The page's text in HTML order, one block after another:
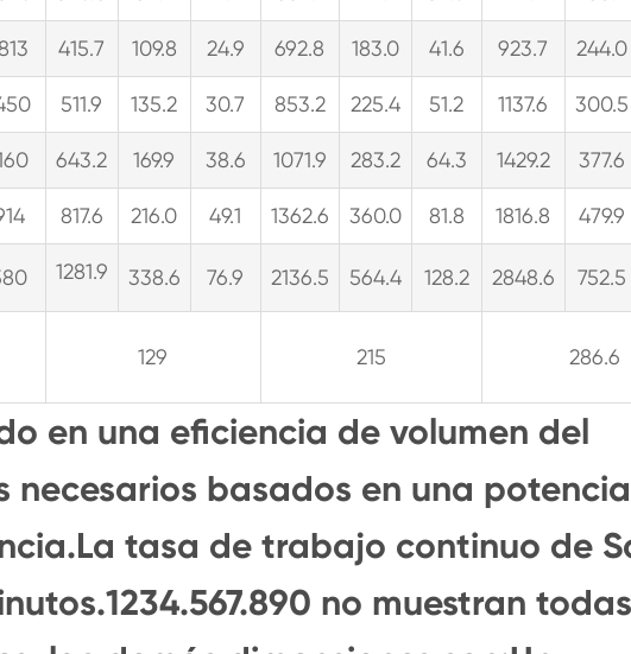
415.7 109.8 24.9 692.8 183.0 41.6 923.7 244.0
511.9 135.2 30.7 853.2 225.4 51.2 1137.6 300.5
643.2 169.9 38.6 1071.9 283.2 64.3 1429.2 377.6
817.6 216.0 49.1 1362.6 360.0 81.8 1816.8 479.9
1281.9 338.6 76.9 2136.5 564.4 128.2 2848.6 752.5
129 215 286.6
en una eficiencia de volumen del
necesarios basados en una potencia
tasa de trabajo continuo de
no muestran